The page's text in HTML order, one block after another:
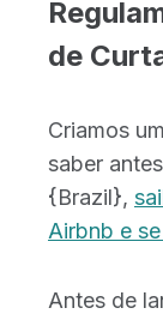
de
Criamos
saber
{Brazil},
Airbnb e
Antes de